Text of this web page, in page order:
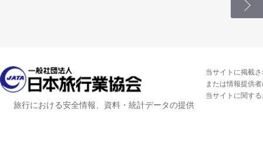
旅行における安全情報、資料・統計データの提供
当サイトに掲載
または情報提供
当サイトに関す